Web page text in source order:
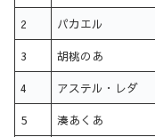
2 パカエル
3 胡桃のあ
4 アステル・レダ
5 湊あくあ